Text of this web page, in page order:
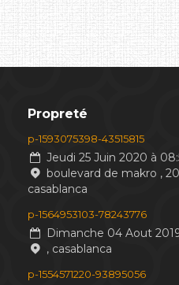
Propreté
p-1593075398-43515815
Jeudi 25 Juin 2020 à
boulevard de makro ,
casablanca
p-1564953103-78243776
Dimanche 04 Aout 2019
, casablanca
p-1554571220-93895056